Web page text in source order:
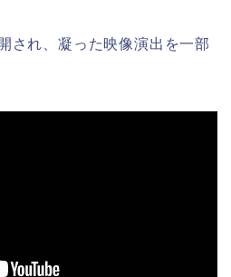
され、凝った映像演出を一部